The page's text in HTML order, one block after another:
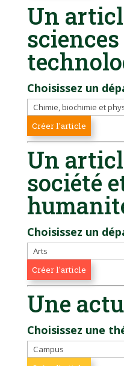
Un
Choisissez un
Un
société
Choisissez un
Une
Choisissez une